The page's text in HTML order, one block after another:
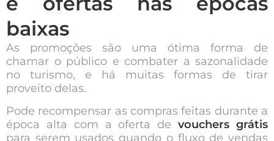
baixas
As promoções são uma ótima forma de
chamar o público e combater a sazonalidade
no turismo, e há muitas formas de tirar
proveito delas.
Pode recompensar as compras feitas durante a
época alta com a oferta devouchers grátis
para serem usados quando o fluxo de vendas